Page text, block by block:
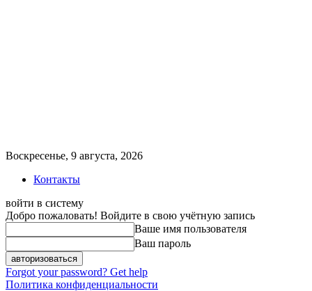
Воскресенье, 9 августа, 2026
Контакты
войти в систему
Добро пожаловать! Войдите в свою учётную запись
Ваше имя пользователя
Ваш пароль
Forgot your password? Get help
Политика конфиденциальности